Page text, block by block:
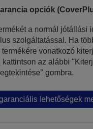
opciók
a normál jótállási
szolgáltatással. Ha
vonatkozó
kattintson az alábbi
gombra.
lehetőségek